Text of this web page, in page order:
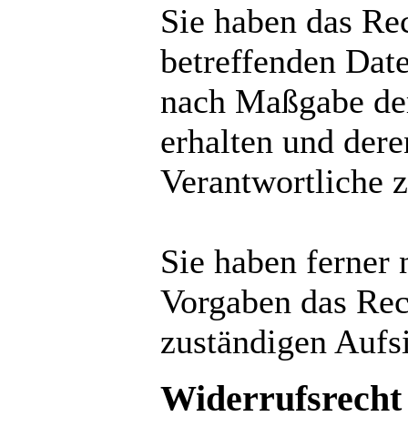
Sie haben das
betreffenden
nach Maßgabe
erhalten und
Verantwortliche
Sie haben ferner
Vorgaben das
zuständigen
Widerrufsrecht